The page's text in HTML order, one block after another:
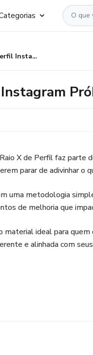
Raio X de Perfil Instagram PróFlix
X de Perfil faz parte
parar de adivinhar o
uma metodologia
de melhoria que
material ideal para
e alinhada com